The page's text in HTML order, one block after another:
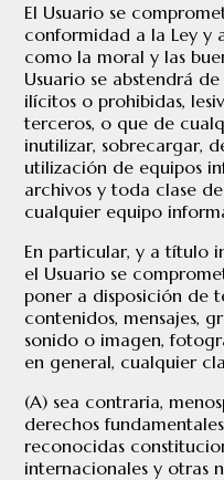
El Usuario se
conformidad a la Ley y
como la moral y las
Usuario se abstendrá
ilícitos o prohibidas,
terceros, o que de
inutilizar, sobrecargar,
utilización de equipos
archivos y toda clase
cualquier equipo
En particular, y a título
el Usuario se
poner a disposición de
contenidos, mensajes,
sonido o imagen,
en general, cualquier
(A) sea contraria,
derechos
reconocidas
internacionales y otras